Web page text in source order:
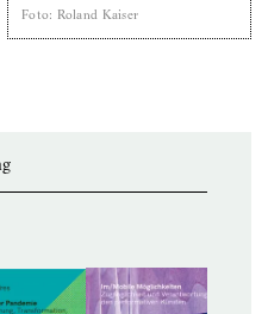
Foto: Roland Kaiser